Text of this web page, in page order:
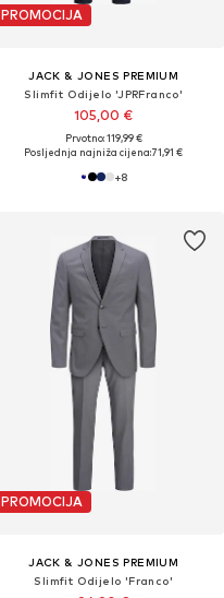
PROMOCIJA
JACK & JONES PREMIUM
Slimfit Odijelo 'JPRFranco'
105,00 €
Prvotno: 119,99 €
Posljednja najniža cijena:71,91 €
+8
PROMOCIJA
JACK & JONES PREMIUM
Slimfit Odijelo 'Franco'